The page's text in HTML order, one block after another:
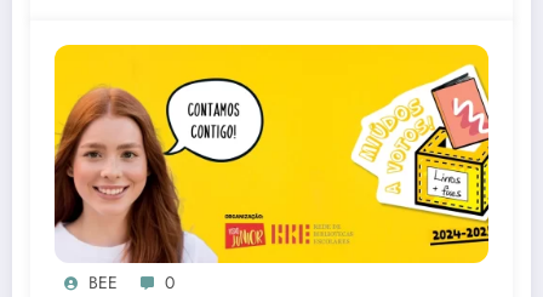
BEE 0